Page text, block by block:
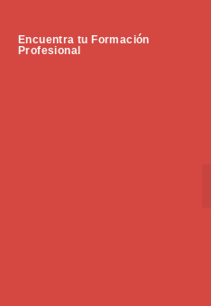
Encuentra tu Formación
Profesional